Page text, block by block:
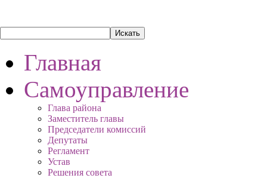
Главная
Самоуправление
Глава района
Заместитель главы
Председатели комиссий
Депутаты
Регламент
Устав
Решения совета